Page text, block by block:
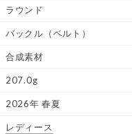
ラウンド
バックル（ベルト）
合成素材
207.0g
2026年 春夏
レディース